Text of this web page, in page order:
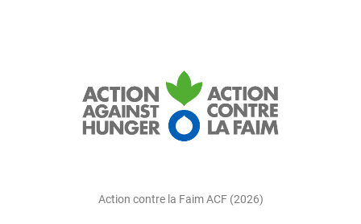
Action contre la Faim ACF (2026)